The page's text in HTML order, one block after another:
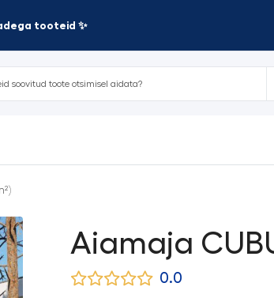
tooteid ✨
Aiamaja
0.0